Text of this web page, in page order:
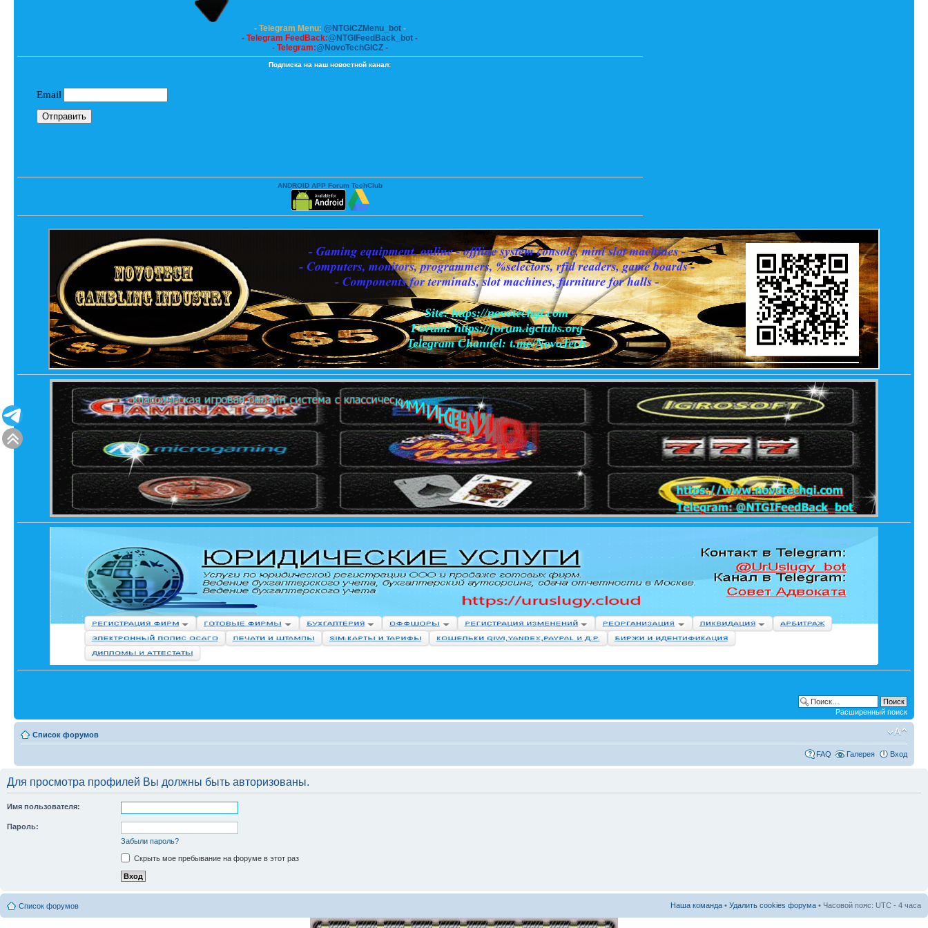
- Telegram Menu: @NTGICZMenu_bot-
- Telegram FeedBack:@NTGIFeedBack_bot -
- Telegram:@NovoTechGICZ-
Подписка на наш новостной канал:
ANDROID APP Forum TechClub
Расширенный поиск
Список форумов
FAQ Галерея Вход
Для просмотра профилей Вы должны быть авторизованы.
Имя пользователя:
Пароль:
Забыли пароль?
Скрыть мое пребывание на форуме в этот раз
Список форумов Наша команда • Удалить cookies форума • Часовой пояс: UTC - 4 часа